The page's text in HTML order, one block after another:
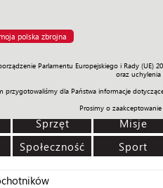
polska zbrojna
Parlamentu Europejskiego i Rady
oraz uchylenia
przygotowaliśmy dla Państwa informacje
Prosimy o
Polityka Prawo Świat
Sprzęt Misje
Społeczność Sport